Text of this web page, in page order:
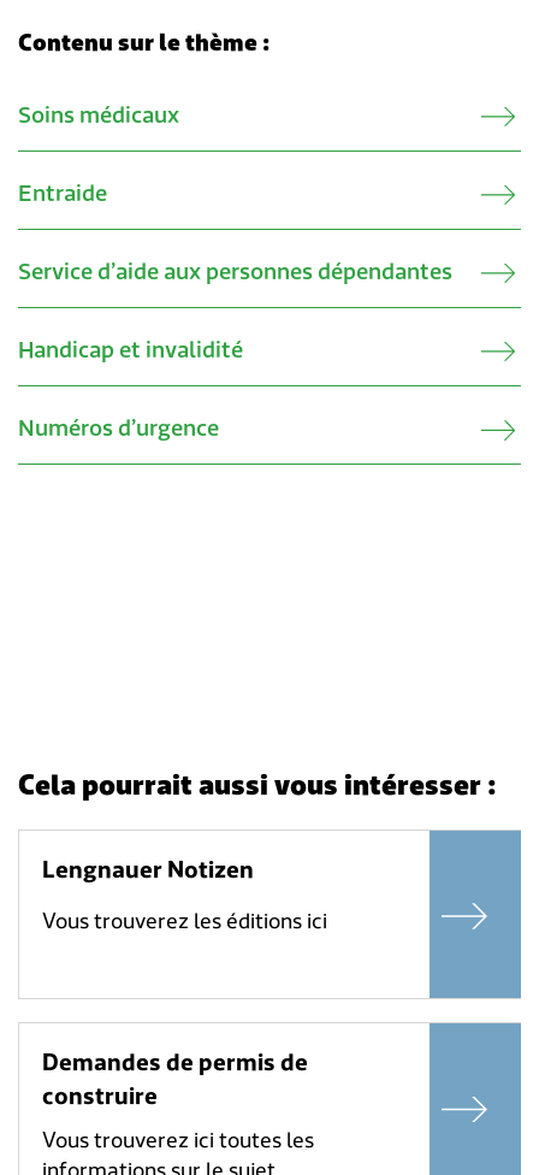
Verwandte Inhalte
Contenu sur le thème :
Soins médicaux
Entraide
Service d’aide aux personnes dépendantes
Handicap et invalidité
Numéros d’urgence
Cela pourrait aussi vous intéresser :
Lengnauer Notizen
Vous trouverez les éditions ici
Demandes de permis de
construire
Vous trouverez ici toutes les